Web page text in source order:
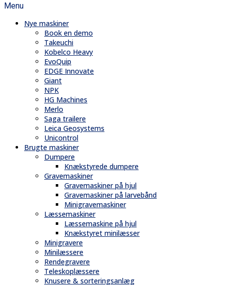
Menu
Nye maskiner
Book en demo
Takeuchi
Kobelco Heavy
EvoQuip
EDGE Innovate
Giant
NPK
HG Machines
Merlo
Saga trailere
Leica Geosystems
Unicontrol
Brugte maskiner
Dumpere
Knækstyrede dumpere
Gravemaskiner
Gravemaskiner på hjul
Gravemaskiner på larvebånd
Minigravemaskiner
Læssemaskiner
Læssemaskine på hjul
Knækstyret minilæsser
Minigravere
Minilæssere
Rendegravere
Teleskoplæssere
Knusere & sorteringsanlæg